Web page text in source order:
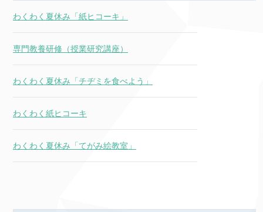
わくわく夏休み「紙ヒコーキ」
専門教養研修（授業研究講座）
わくわく夏休み「チヂミを食べよう」
わくわく紙ヒコーキ
わくわく夏休み「てがみ絵教室」